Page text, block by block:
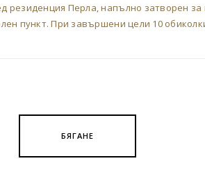
резиденция Перла, напълно затворен
пункт. При завършени цели 10
БЯГАНЕ